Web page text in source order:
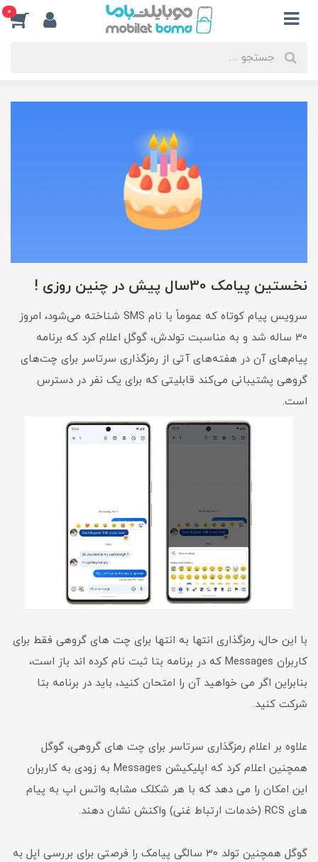
0
نخستین پیامک 30سال پیش در چنین روزی !
سرویس پیام کوتاه که عموماً با نام SMS شناخته می‌شود، امروز
30 ساله شد و به مناسبت تولدش، گوگل اعلام کرد که برنامه
پیام‌های آن در هفته‌های آتی از رمزگذاری سرتاسر برای چت‌های
گروهی پشتیبانی می‌کند قابلیتی که برای یک نفر در دسترس
است.
با این حال، رمزگذاری انتها به انتها برای چت های گروهی فقط برای
کاربران Messages که در برنامه بتا ثبت نام کرده اند باز است،
بنابراین اگر می خواهید آن را امتحان کنید، باید در برنامه بتا
شرکت کنید.
علاوه بر اعلام رمزگذاری سرتاسر برای چت های گروهی، گوگل
همچنین اعلام کرد که اپلیکیشن Messages به زودی به کاربران
این امکان را می دهد که با هر شکلک مشابه واتس اپ به پیام
های RCS (خدمات ارتباط غنی) واکنش نشان دهند.
گوگل همچنین تولد 30 سالگی پیامک را فرصتی برای بررسی اپل به